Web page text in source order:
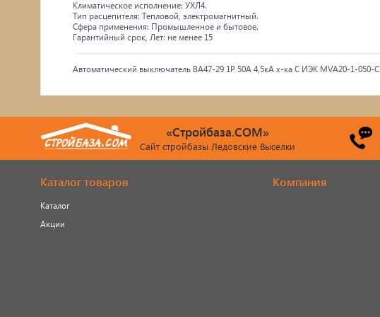
Климатическое исполнение: УХЛ4.
Тип расцепителя: Тепловой, электромагнитный.
Сфера применения: Промышленное и бытовое.
Гарантийный срок, Лет: не менее 15
Автоматический выключатель ВА47-29 1Р 50А 4,5кА х-ка С ИЭК MVA20-1-050-C
«Стройбаза.COM»
Сайт стройбазы Ледовские Выселки
Каталог товаров
Каталог
Акции
Компания